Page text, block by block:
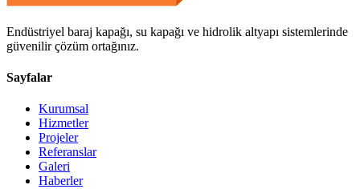
Endüstriyel baraj kapağı, su kapağı ve hidrolik altyapı sistemlerinde
güvenilir çözüm ortağınız.
Sayfalar
Kurumsal
Hizmetler
Projeler
Referanslar
Galeri
Haberler